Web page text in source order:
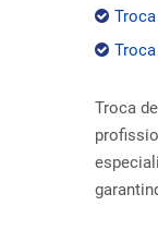
Troca